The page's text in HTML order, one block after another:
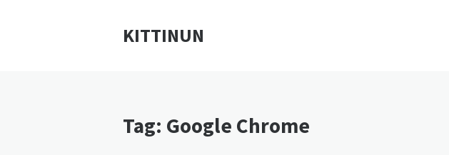
KITTINUN
Tag: Google Chrome